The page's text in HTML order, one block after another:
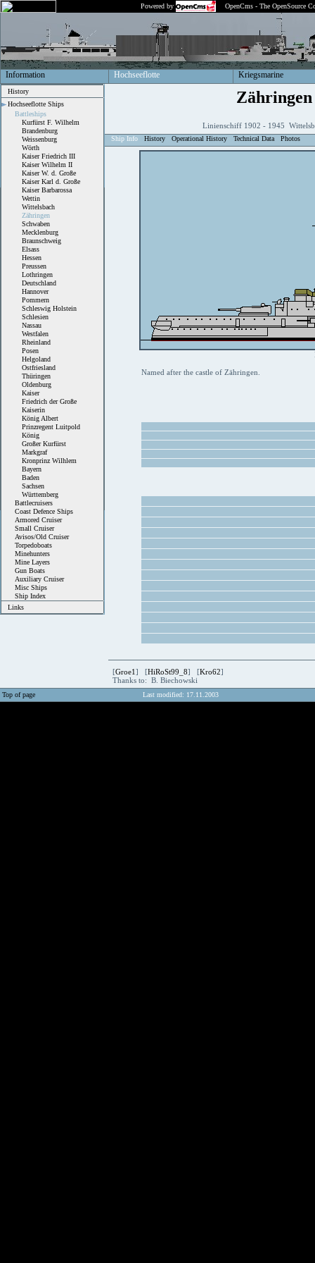
Powered by OpenCms - The OpenSource
Information Hochseeflotte Kriegsmarine
History
Hochseeflotte Ships
Battleships
Kurfürst F. Wilhelm
Brandenburg
Weissenburg
Wörth
Kaiser Friedrich III
Kaiser Wilhelm II
Kaiser W. d. Große
Kaiser Karl d. Große
Kaiser Barbarossa
Wettin
Wittelsbach
Zähringen
Schwaben
Mecklenburg
Braunschweig
Elsass
Hessen
Preussen
Lothringen
Deutschland
Hannover
Pommern
Schleswig Holstein
Schlesien
Nassau
Westfalen
Rheinland
Posen
Helgoland
Ostfriesland
Thüringen
Oldenburg
Kaiser
Friedrich der Große
Kaiserin
König Albert
Prinzregent Luitpold
König
Großer Kurfürst
Markgraf
Kronprinz Wilhlem
Bayern
Baden
Sachsen
Württemberg
Battlecruisers
Coast Defence Ships
Armored Cruiser
Small Cruiser
Avisos/Old Cruiser
Torpedoboats
Minehunters
Mine Layers
Gun Boats
Auxiliary Cruiser
Misc Ships
Ship Index
Links
Zähringen
Linienschiff 1902 - 1945
Ship Info History Operational History Technical Data Photos
Named after the castle of Zähringen.
[Groe1] [HiRoSt99_8] [Kro62]
Thanks to: B. Biechowski
Top of page Last modified: 17.11.2003